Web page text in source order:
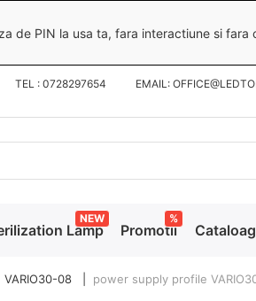
de PIN la usa ta, fara interactiune si fara
TEL : 0728297654 EMAIL:
Lamp
NEW
Promotii
%
VARIO30-08 power supply profile